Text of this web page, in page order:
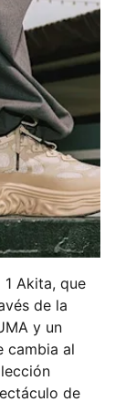
Akita, que
de la
y un
cambia al
de